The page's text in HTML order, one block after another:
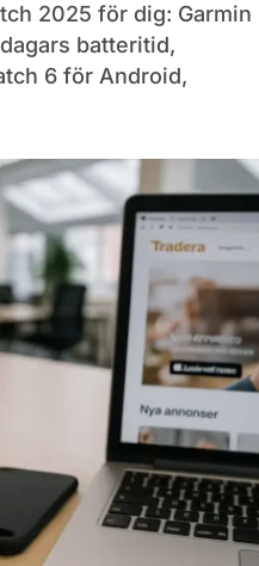
batteritid,
6 för Android,